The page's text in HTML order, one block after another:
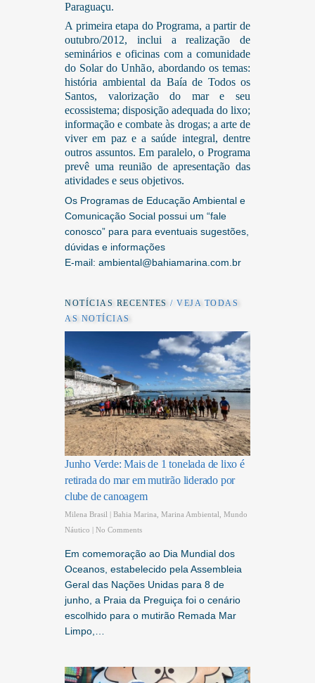
Paraguaçu.
A primeira etapa do Programa, a partir de
outubro/2012, inclui a realização de
seminários e oficinas com a comunidade
do Solar do Unhão, abordando os temas:
história ambiental da Baía de Todos os
Santos, valorização do mar e seu
ecossistema; disposição adequada do lixo;
informação e combate às drogas; a arte de
viver em paz e a saúde integral, dentre
outros assuntos. Em paralelo, o Programa
prevê uma reunião de apresentação das
atividades e seus objetivos.
Os Programas de Educação Ambiental e
Comunicação Social possui um “fale
conosco” para para eventuais sugestões,
dúvidas e informações
E-mail: ambiental@bahiamarina.com.br
NOTÍCIAS RECENTES / VEJA TODAS
AS NOTÍCIAS
Junho Verde: Mais de 1 tonelada de lixo é
retirada do mar em mutirão liderado por
clube de canoagem
Milena Brasil Bahia Marina Marina Ambiental
Mundo
Náutico
No Comments
Em comemoração ao Dia Mundial dos
Oceanos, estabelecido pela Assembleia
Geral das Nações Unidas para 8 de
junho, a Praia da Preguiça foi o cenário
escolhido para o mutirão Remada Mar
Limpo,…